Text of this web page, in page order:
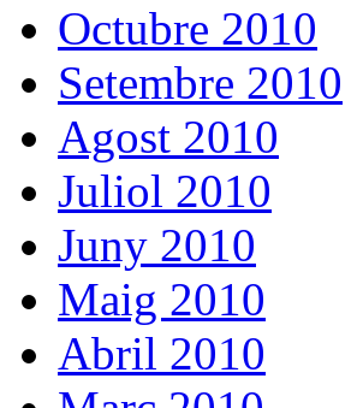
Octubre 2010
Setembre 2010
Agost 2010
Juliol 2010
Juny 2010
Maig 2010
Abril 2010